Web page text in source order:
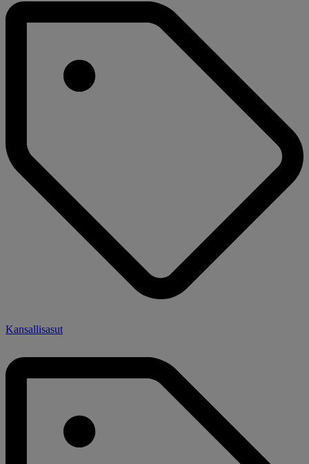
Kansallisasut